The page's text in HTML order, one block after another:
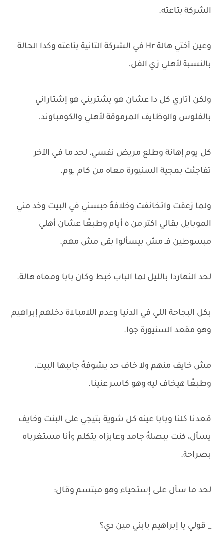
الشركة بتاعته.
وعين أختي هالة Hr في الشركة التانية بتاعته وكدا الحالة
بالنسبة لأهلي زي الفل.
ولكن آتاري كل دا عشان هو يشتريني هو إشتاراني
بالفلوس والوظايف المرموقة لأهلي والكومباوند.
كل يوم إهانة وطلع مريض نفسي، لحد ما في الآخر
تفاجئت بمجية السنيورة معاه من كام يوم.
ولما زعقت واتخانقت وخلافهُ حبسني في البيت وخد مني
الموبايل بقالي اكتر من ٥ أيام وطبعًا عشان أهلي
مبسوطين فـ مش بيسألوا بقى مش مهم.
لحد النهاردا بالليل لما الباب خبط وكان بابا ومعاه هالة.
بكل البجاحة اللي في الدنيا وعدم اللامبالاة دخلهم إبراهيم
وهو مقعد السنيورة جوا.
مش خايف منهم ولا خاف حد يشوفهُ جايبها البيت،
وطبعًا هيخاف ليه وهو كاسر عنينا.
قعدنا كلنا وبابا عينه كل شوية بتيجي على البنت وخايف
يسأل، كنت ببصلهُ جامد وعايزاه يتكلم وأنا مستغرباه
بصراحة.
لحد ما سأل على إستحياء وهو مبتسم وقال:
_ قولي يا إبراهيم يابني مين دي؟